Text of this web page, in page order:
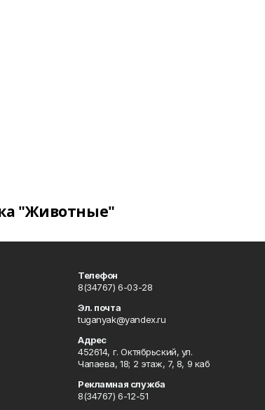
"Животные"
Телефон
8(34767) 6-03-28
Эл. почта
tuganyak@yandex.ru
Адрес
452614, г. Октябрьский, ул.
Чапаева, 18; 2 этаж, 7, 8, 9 каб
Рекламная служба
8(34767) 6-12-51